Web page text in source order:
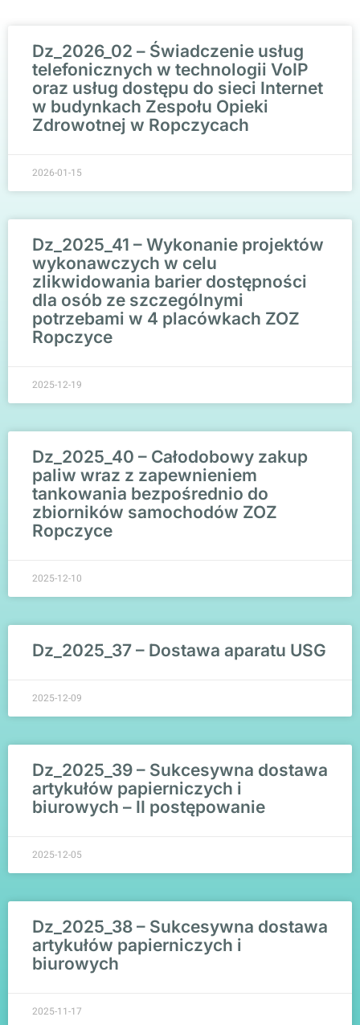
Dz_2026_02 – Świadczenie usług
telefonicznych w technologii VoIP
oraz usług dostępu do sieci Internet
w budynkach Zespołu Opieki
Zdrowotnej w Ropczycach
2026-01-15
Dz_2025_41 – Wykonanie projektów
wykonawczych w celu
zlikwidowania barier dostępności
dla osób ze szczególnymi
potrzebami w 4 placówkach ZOZ
Ropczyce
2025-12-19
Dz_2025_40 – Całodobowy zakup
paliw wraz z zapewnieniem
tankowania bezpośrednio do
zbiorników samochodów ZOZ
Ropczyce
2025-12-10
Dz_2025_37 – Dostawa aparatu USG
2025-12-09
Dz_2025_39 – Sukcesywna dostawa
artykułów papierniczych i
biurowych – II postępowanie
2025-12-05
Dz_2025_38 – Sukcesywna dostawa
artykułów papierniczych i
biurowych
2025-11-17